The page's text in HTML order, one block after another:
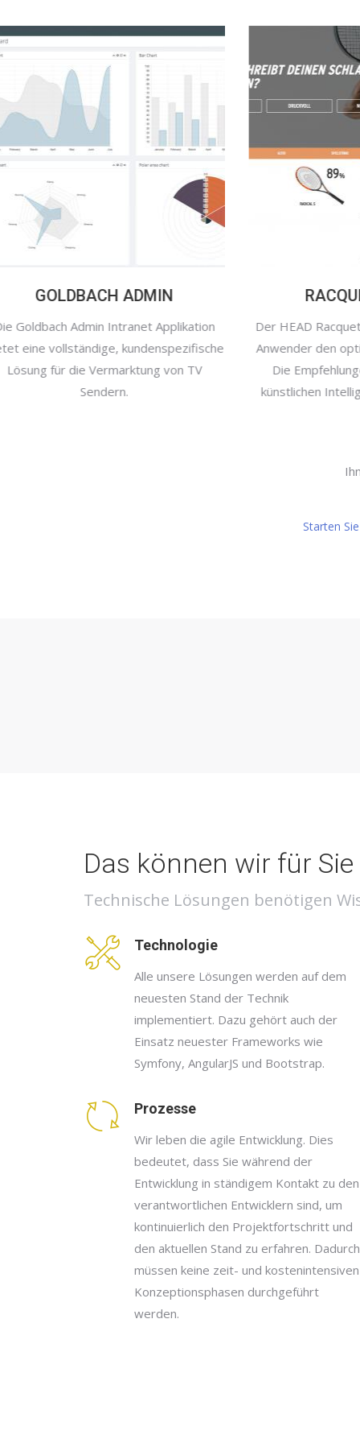
GOLDBACH ADMIN
Die Goldbach Admin Intranet Applikation
bietet eine vollständige, kundenspezifische
Lösung für die Vermarktung von TV
Sendern.
Der HEAD
Anwender den
Die
künstlichen
Starten
Das können wir für
Technische Lösungen benötigen
Technologie
Alle unsere Lösungen werden auf dem
neuesten Stand der Technik
implementiert. Dazu gehört auch der
Einsatz neuester Frameworks wie
Symfony, AngularJS und Bootstrap.
Prozesse
Wir leben die agile Entwicklung. Dies
bedeutet, dass Sie während der
Entwicklung in ständigem Kontakt zu den
verantwortlichen Entwicklern sind, um
kontinuierlich den Projektfortschritt und
den aktuellen Stand zu erfahren. Dadurch
müssen keine zeit- und kostenintensiven
Konzeptionsphasen durchgeführt
werden.